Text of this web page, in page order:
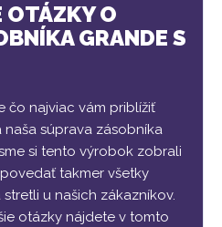
OTÁZKY O
GRANDE S
čo najviac vám priblížiť
súprava zásobníka
si tento výrobok zobrali
takmer všetky
u našich zákazníkov.
otázky nájdete v tomto